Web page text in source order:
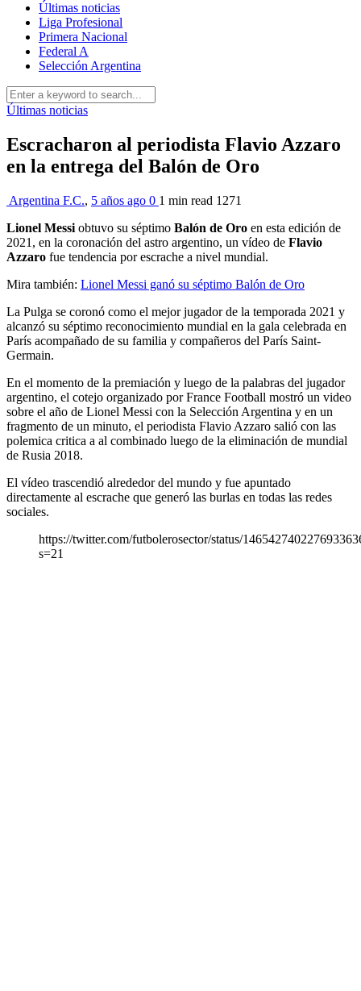
Últimas noticias
Liga Profesional
Primera Nacional
Federal A
Selección Argentina
Últimas noticias
Escracharon al periodista Flavio Azzaro
en la entrega del Balón de Oro
Argentina F.C., 5 años ago 0 1 min read 1271
Lionel Messi obtuvo su séptimo Balón de Oro en esta edición de
2021, en la coronación del astro argentino, un vídeo de Flavio
Azzaro fue tendencia por escrache a nivel mundial.
Mira también: Lionel Messi ganó su séptimo Balón de Oro
La Pulga se coronó como el mejor jugador de la temporada 2021 y
alcanzó su séptimo reconocimiento mundial en la gala celebrada en
París acompañado de su familia y compañeros del París Saint-
Germain.
En el momento de la premiación y luego de la palabras del jugador
argentino, el cotejo organizado por France Football mostró un video
sobre el año de Lionel Messi con la Selección Argentina y en un
fragmento de un minuto, el periodista Flavio Azzaro salió con las
polemica critica a al combinado luego de la eliminación de mundial
de Rusia 2018.
El vídeo trascendió alrededor del mundo y fue apuntado
directamente al escrache que generó las burlas en todas las redes
sociales.
https://twitter.com/futbolerosector/status/
s=21